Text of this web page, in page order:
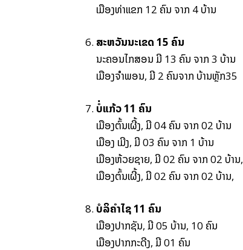
ເມືອງທ່າແຂກ 12 ຄົນ ຈາກ 4 ບ້ານ
ສະຫວັນນະເຂດ 15 ຄົນ
ນະຄອນໄກສອນ ມີ 13 ຄົນ ຈາກ 3 ບ້ານ
ເມືອງຈໍາພອນ, ມີ 2 ຄົນຈາກ ບ້ານຫຼັກ35
ບໍ່ແກ້ວ 11 ຄົນ
ເມືອງຕົ້ນເຜີ້ງ, ມີ 04 ຄົນ ຈາກ 02 ບ້ານ
ເມືອງ ເມີງ, ມີ 03 ຄົນ ຈາກ 1 ບ້ານ
ເມືອງຫ້ວຍຊາຍ, ມີ 02 ຄົນ ຈາກ 02 ບ້ານ,
ເມືອງຕົ້ນເຜີ້ງ, ມີ 02 ຄົນ ຈາກ 02 ບ້ານ,
ບໍລິຄໍາໄຊ 11 ຄົນ
ເມືອງປາກຊັນ, ມີ 05 ບ້ານ, 10 ຄົນ
ເມືອງປາກກະດີງ, ມີ 01 ຄົນ